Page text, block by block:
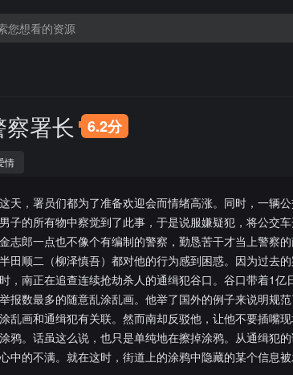
署长 6.2分
情
天，署员们都为了准备欢迎会而情绪高涨。同时，一辆
子的所有物中察觉到了此事，于是说服嫌疑犯，将公交车
志郎一点也不像个有编制的警察，勤恳苦干才当上警察
田顺二（柳泽慎吾）都对他的行为感到困惑。因为过去
，南正在追查连续抢劫杀人的通缉犯谷口。谷口带着1
报数最多的随意乱涂乱画。他举了国外的例子来说明规
乱画和通缉犯有关联。然而南却反驳他，让他不要插嘴
鸦。话虽这么说，也只是单纯地在擦掉涂鸦。从通缉犯
中的不满。就在这时，街道上的涂鸦中隐藏的某个信息